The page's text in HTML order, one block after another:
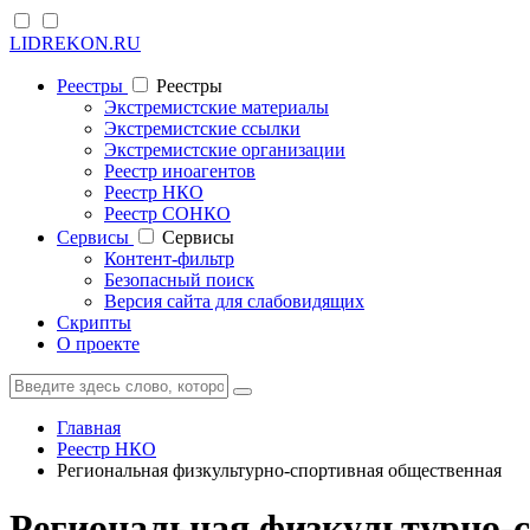
LIDREKON.RU
Реестры
Реестры
Экстремистские материалы
Экстремистские ссылки
Экстремистские организации
Реестр иноагентов
Реестр НКО
Реестр СОНКО
Cервисы
Cервисы
Контент-фильтр
Безопасный поиск
Версия сайта для слабовидящих
Скрипты
О проекте
Главная
Реестр НКО
Региональная физкультурно-спортивная общественная